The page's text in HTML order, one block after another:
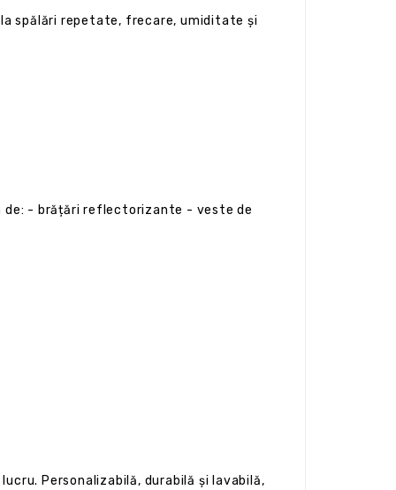
spălări repetate, frecare, umiditate și
- brățări reflectorizante - veste de
Personalizabilă, durabilă și lavabilă,